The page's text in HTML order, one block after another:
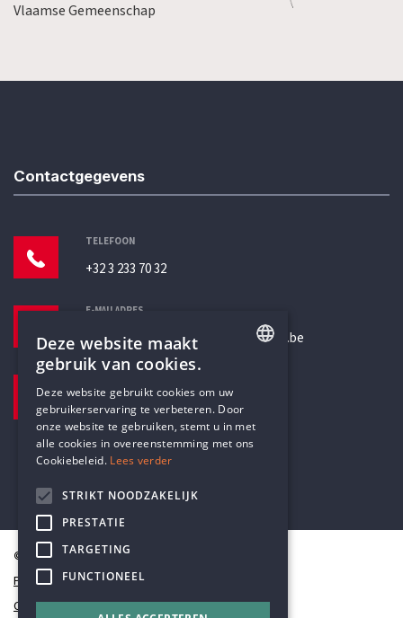
Vlaamse Gemeenschap
Contactgegevens
TELEFOON
+32 3 233 70 32
E-MAILADRES
secretariaat@humanistischverbond.be
Pottenbrug 4
Antwerpen, 2000
© Humanistisch Verbond 2026
Privacy
Cookiestatement
DUTCH
Deze website maakt
gebruik van cookies.
Deze website gebruikt cookies om uw
gebruikerservaring te verbeteren. Door
onze website te gebruiken, stemt u in met
alle cookies in overeenstemming met ons
Cookiebeleid. Lees verder
STRIKT NOODZAKELIJK
PRESTATIE
TARGETING
FUNCTIONEEL